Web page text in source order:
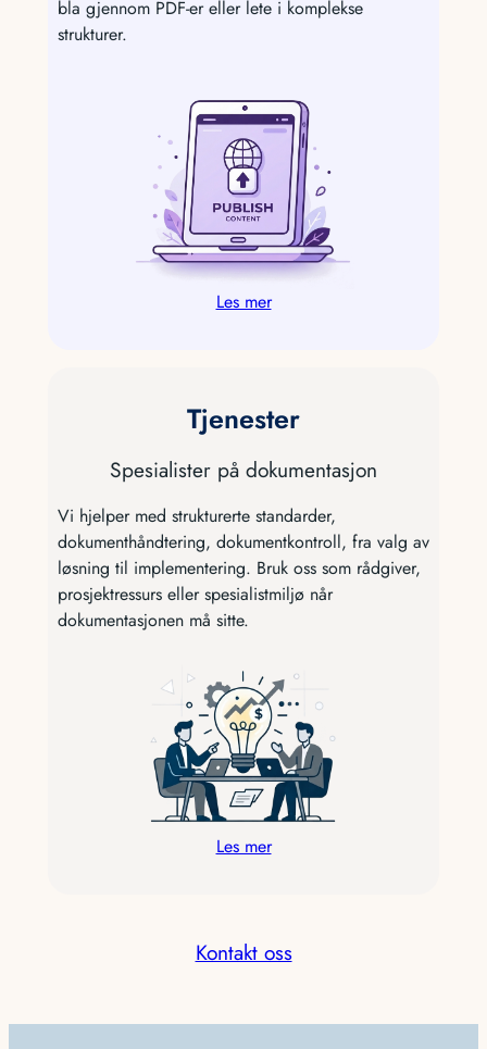
bla gjennom PDF-er eller lete i komplekse
strukturer.
Les mer
Tjenester
Spesialister på dokumentasjon
Vi hjelper med strukturerte standarder,
dokumenthåndtering, dokumentkontroll, fra valg av
løsning til implementering. Bruk oss som rådgiver,
prosjektressurs eller spesialistmiljø når
dokumentasjonen må sitte.
Les mer
Kontakt oss